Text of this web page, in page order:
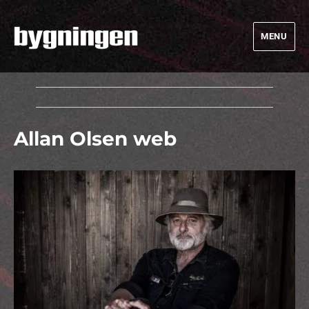
Bygningen
MENU
Allan Olsen web